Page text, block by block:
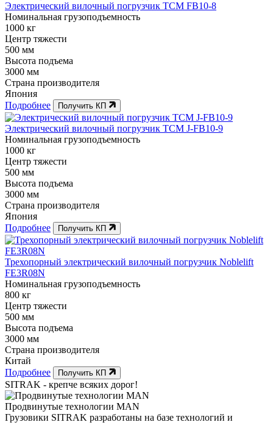
Электрический вилочный погрузчик TCM FB10-8
Номинальная грузоподъемность
1000 кг
Центр тяжести
500 мм
Высота подъема
3000 мм
Страна производителя
Япония
Подробнее
Получить КП
Электрический вилочный погрузчик TCM J-FB10-9
Номинальная грузоподъемность
1000 кг
Центр тяжести
500 мм
Высота подъема
3000 мм
Страна производителя
Япония
Подробнее
Получить КП
Трехопорный электрический вилочный погрузчик Noblelift
FE3R08N
Номинальная грузоподъемность
800 кг
Центр тяжести
500 мм
Высота подъема
3000 мм
Страна производителя
Китай
Подробнее
Получить КП
SITRAK - крепче всяких дорог!
Продвинутые технологии MAN
Грузовики SITRAK разработаны на базе технологий и